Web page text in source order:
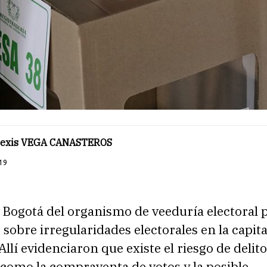
VEGA CANASTEROS
del organismo de veeduría electoral
irregularidades electorales en la
evidenciaron que existe el riesgo de